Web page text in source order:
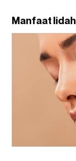
Manfaat